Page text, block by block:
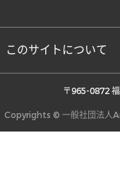
このサイトについて
〒965-0872
Copyrights © 一般社団法人